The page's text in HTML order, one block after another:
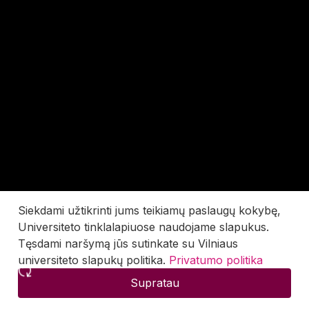
Siekdami užtikrinti jums teikiamų paslaugų kokybę,
Universiteto tinklalapiuose naudojame slapukus.
Tęsdami naršymą jūs sutinkate su Vilniaus
universiteto slapukų politika. Privatumo politika
Supratau